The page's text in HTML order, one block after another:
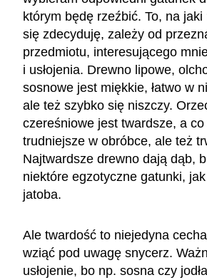
którym będę rzeźbić. To, na
się zdecyduję, zależy od
przedmiotu, interesującego
i usłojenia. Drewno lipowe,
sosnowe jest miękkie, łatwo w
ale też szybko się niszczy.
czereśniowe jest twardsze, a
trudniejsze w obróbce, ale też
Najtwardsze drewno dają dąb,
niektóre egzotyczne gatunki,
jatoba.
Ale twardość to niejedyna
wziąć pod uwagę snycerz.
usłojenie, bo np. sosna czy